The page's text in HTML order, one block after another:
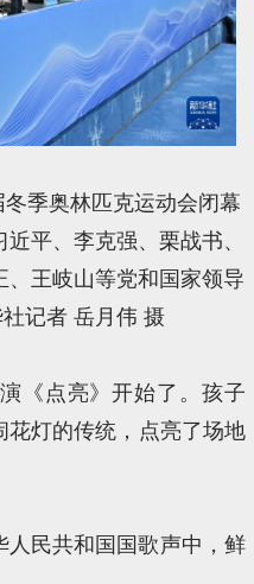
季奥林匹克运动会闭幕
平、李克强、栗战书、
王岐山等党和国家领导
记者 岳月伟 摄
《点亮》开始了。孩子
花灯的传统，点亮了场地
民共和国国歌声中，鲜